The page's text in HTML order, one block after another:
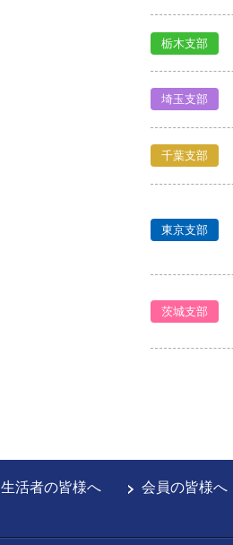
栃木支部
埼玉支部
千葉支部
東京支部
茨城支部
生活者の皆様へ 会員の皆様へ